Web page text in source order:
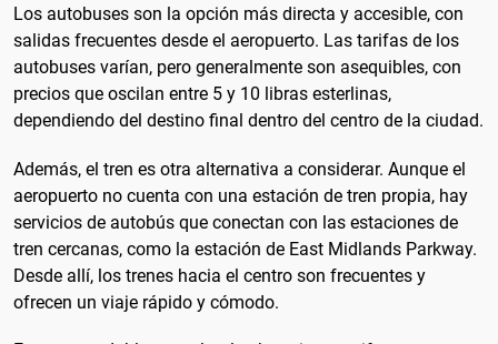
Los autobuses son la opción más directa y accesible, con
salidas frecuentes desde el aeropuerto. Las tarifas de los
autobuses varían, pero generalmente son asequibles, con
precios que oscilan entre 5 y 10 libras esterlinas,
dependiendo del destino final dentro del centro de la ciudad.
Además, el tren es otra alternativa a considerar. Aunque el
aeropuerto no cuenta con una estación de tren propia, hay
servicios de autobús que conectan con las estaciones de
tren cercanas, como la estación de East Midlands Parkway.
Desde allí, los trenes hacia el centro son frecuentes y
ofrecen un viaje rápido y cómodo.